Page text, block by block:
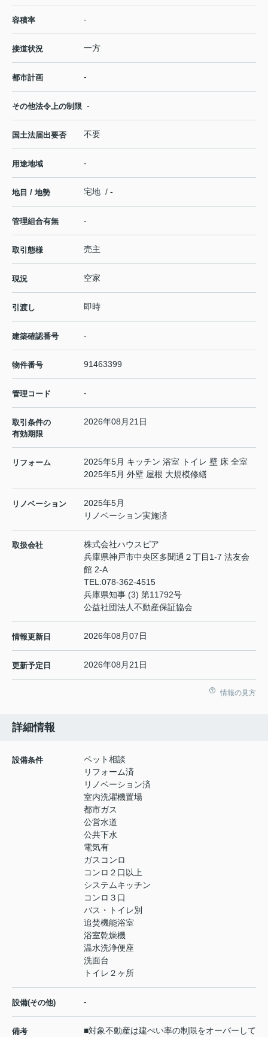
容積率 -
接道状況 一方
都市計画 -
その他法令上の制限 -
国土法届出要否 不要
用途地域 -
地目 / 地勢 宅地 / -
管理組合有無 -
取引態様 売主
現況 空家
引渡し 即時
建築確認番号 -
物件番号 91463399
管理コード -
取引条件の
有効期限
2026年08月21日
リフォーム
2025年5月 キッチン 浴室 トイレ 壁 床 全室
2025年5月 外壁 屋根 大規模修繕
リノベーション
2025年5月
リノベーション実施済
取扱会社
株式会社ハウスピア
兵庫県神戸市中央区多聞通２丁目1-7 法友会
館 2-A
TEL:078-362-4515
兵庫県知事 (3) 第11792号
公益社団法人不動産保証協会
情報更新日 2026年08月07日
更新予定日 2026年08月21日
情報の見方
詳細情報
設備条件
ペット相談
リフォーム済
リノベーション済
室内洗濯機置場
都市ガス
公営水道
公共下水
電気有
ガスコンロ
コンロ２口以上
システムキッチン
コンロ３口
バス・トイレ別
追焚機能浴室
浴室乾燥機
温水洗浄便座
洗面台
トイレ２ヶ所
設備(その他) -
備考
■対象不動産は建ぺい率の制限をオーバーして